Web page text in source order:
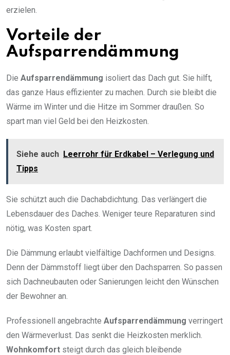
erzielen.
Vorteile der
Aufsparrendämmung
Die Aufsparrendämmung isoliert das Dach gut. Sie hilft,
das ganze Haus effizienter zu machen. Durch sie bleibt die
Wärme im Winter und die Hitze im Sommer draußen. So
spart man viel Geld bei den Heizkosten.
Siehe auch Leerrohr für Erdkabel – Verlegung und
Tipps
Sie schützt auch die Dachabdichtung. Das verlängert die
Lebensdauer des Daches. Weniger teure Reparaturen sind
nötig, was Kosten spart.
Die Dämmung erlaubt vielfältige Dachformen und Designs.
Denn der Dämmstoff liegt über den Dachsparren. So passen
sich Dachneubauten oder Sanierungen leicht den Wünschen
der Bewohner an.
Professionell angebrachte Aufsparrendämmung verringert
den Wärmeverlust. Das senkt die Heizkosten merklich.
Wohnkomfort steigt durch das gleich bleibende